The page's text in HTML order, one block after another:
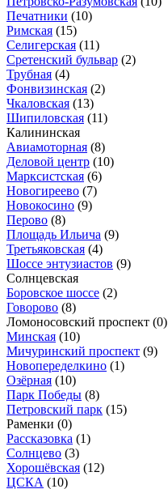
Печатники (10)
Римская (15)
Селигерская (11)
Сретенский бульвар (2)
Трубная (4)
Фонвизинская (2)
Чкаловская (13)
Шипиловская (11)
Калининская
Авиамоторная (8)
Деловой центр (10)
Марксистская (6)
Новогиреево (7)
Новокосино (9)
Перово (8)
Площадь Ильича (9)
Третьяковская (4)
Шоссе энтузиастов (9)
Солнцевская
Боровское шоссе (2)
Говорово (8)
Ломоносовский проспект (0)
Минская (10)
Мичуринский проспект (9)
Новопеределкино (1)
Озёрная (10)
Парк Победы (8)
Петровский парк (15)
Раменки (0)
Рассказовка (1)
Солнцево (3)
Хорошёвская (12)
ЦСКА (10)